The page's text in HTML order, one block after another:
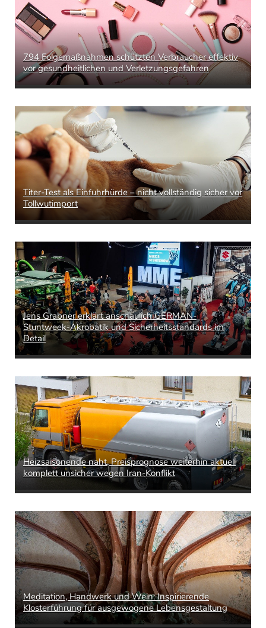
794 Folgemaßnahmen schützten Verbraucher effektiv
vor gesundheitlichen und Verletzungsgefahren
Titer-Test als Einfuhrhürde – nicht vollständig sicher vor
Tollwutimport
Jens Grabner erklärt anschaulich GERMAN-
Stuntweek-Akrobatik und Sicherheitsstandards im
Detail
Heizsaisonende naht, Preisprognose weiterhin aktuell
komplett unsicher wegen Iran-Konflikt
Meditation, Handwerk und Wein: Inspirierende
Klosterführung für ausgewogene Lebensgestaltung